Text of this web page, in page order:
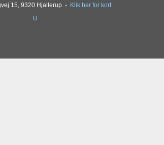
15, 9320 Hjallerup - Klik her for kort
Ü